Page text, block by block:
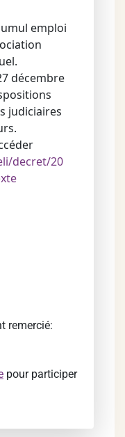
emploi
décembre
judiciaires
decret/20
remercié:
pour participer